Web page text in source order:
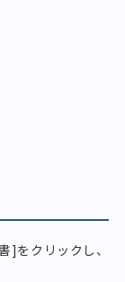
]をクリックし、